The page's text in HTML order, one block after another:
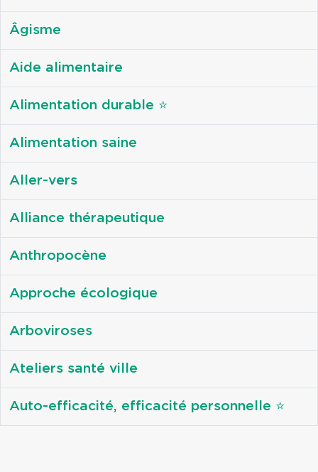
Âgisme
Aide alimentaire
Alimentation durable ⭐
Alimentation saine
Aller-vers
Alliance thérapeutique
Anthropocène
Approche écologique
Arboviroses
Ateliers santé ville
Auto-efficacité, efficacité personnelle ⭐